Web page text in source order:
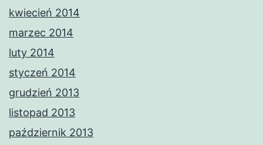
kwiecień 2014
marzec 2014
luty 2014
styczeń 2014
grudzień 2013
listopad 2013
październik 2013